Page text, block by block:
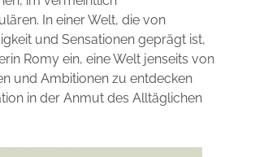
In einer Welt, die von
und Sensationen geprägt ist,
Romy ein, eine Welt jenseits von
und Ambitionen zu entdecken
in der Anmut des Alltäglichen